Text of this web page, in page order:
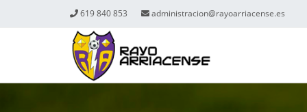
619 840 853 administracion@rayoarriacense.es